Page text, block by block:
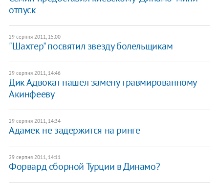
отпуск
29 серпня 2011, 15:00
"Шахтер" посвятил звезду болельщикам
29 серпня 2011, 14:46
Дик Адвокат нашел замену травмированному
Акинфееву
29 серпня 2011, 14:34
Адамек не задержится на ринге
29 серпня 2011, 14:11
Форвард сборной Турции в Динамо?